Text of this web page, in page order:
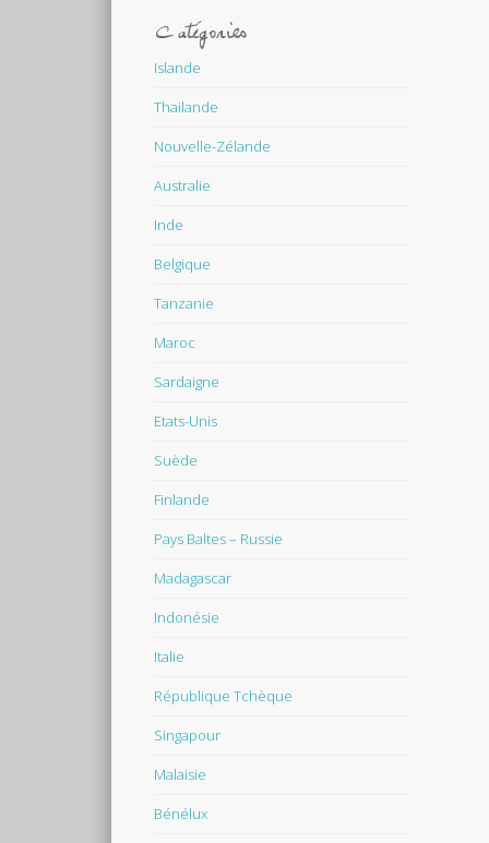
Catégories
Islande
Thailande
Nouvelle-Zélande
Australie
Inde
Belgique
Tanzanie
Maroc
Sardaigne
Etats-Unis
Suède
Finlande
Pays Baltes – Russie
Madagascar
Indonésie
Italie
République Tchèque
Singapour
Malaisie
Bénélux